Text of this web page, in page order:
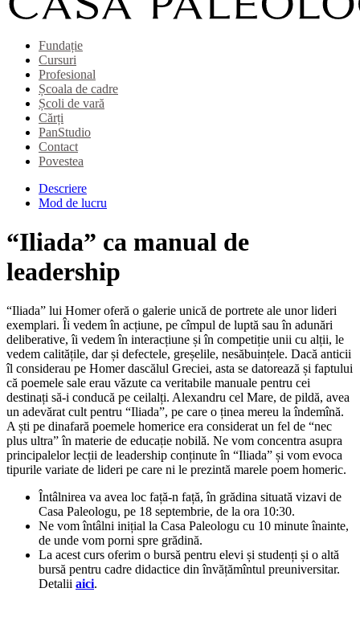
Fundație
Cursuri
Profesional
Școala de cadre
Școli de vară
Cărți
PanStudio
Contact
Povestea
Descriere
Mod de lucru
“Iliada” ca manual de
leadership
“Iliada” lui Homer oferă o galerie unică de portrete ale unor lideri
exemplari. Îi vedem în acțiune, pe cîmpul de luptă sau în adunări
deliberative, îi vedem în interacțiune și în competiție unii cu alții, le
vedem calitățile, dar și defectele, greșelile, nesăbuințele. Dacă anticii
îl considerau pe Homer dascălul Greciei, asta se datorează și faptului
că poemele sale erau văzute ca veritabile manuale pentru cei
destinați să-i conducă pe ceilalți. Alexandru cel Mare, de pildă, avea
un adevărat cult pentru “Iliada”, pe care o ținea mereu la îndemînă.
A ști pe dinafară poemele homerice era considerat un fel de “nec
plus ultra” în materie de educație nobilă. Ne vom concentra asupra
principalelor lecții de leadership conținute în “Iliada” și vom evoca
tipurile variate de lideri pe care ni le prezintă marele poem homeric.
Întâlnirea va avea loc față-n față, în grădina situată vizavi de
Casa Paleologu, pe 18 septembrie, de la ora 10:30.
Ne vom întâlni inițial la Casa Paleologu cu 10 minute înainte,
de unde vom porni spre grădină.
La acest curs oferim o bursă pentru elevi și studenți și o altă
bursă pentru cadre didactice din învățămîntul preuniversitar.
Detalii aici.